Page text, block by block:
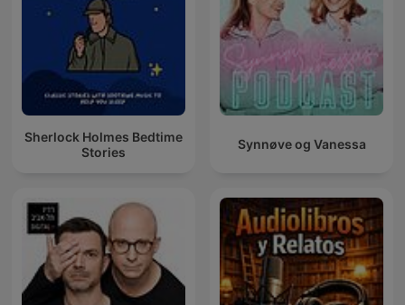
Sherlock Holmes Bedtime
Stories
Synnøve og Vanessa